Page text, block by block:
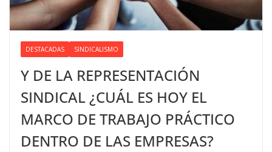
DESTACADAS SINDICALISMO
Y DE LA REPRESENTACIÓN
SINDICAL ¿CUÁL ES HOY EL
MARCO DE TRABAJO PRÁCTICO
DENTRO DE LAS EMPRESAS?